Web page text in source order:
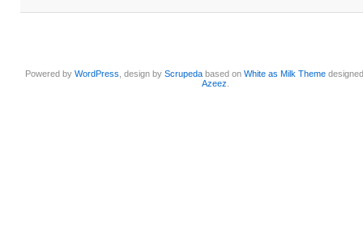
Powered byWordPress , design byScrupeda based onWhite as Milk Theme
Azeez